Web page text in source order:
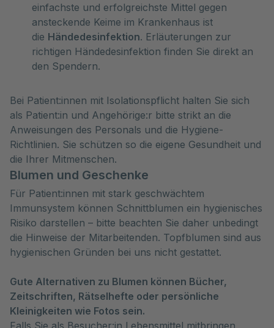
einfachste und erfolgreichste Mittel gegen
ansteckende Keime im Krankenhaus ist
die Händedesinfektion. Erläuterungen zur
richtigen Händedesinfektion finden Sie direkt an
den Spendern.
Bei Patient:innen mit Isolationspflicht halten Sie sich
als Patient:in und Angehörige:r bitte strikt an die
Anweisungen des Personals und die Hygiene-
Richtlinien. Sie schützen so die eigene Gesundheit und
die Ihrer Mitmenschen.
Blumen und Geschenke
Für Patient:innen mit stark geschwächtem
Immunsystem können Schnittblumen ein hygienisches
Risiko darstellen – bitte beachten Sie daher unbedingt
die Hinweise der Mitarbeitenden. Topfblumen sind aus
hygienischen Gründen bei uns nicht gestattet.
Gute Alternativen zu Blumen können Bücher,
Zeitschriften, Rätselhefte oder persönliche
Kleinigkeiten wie Fotos sein.